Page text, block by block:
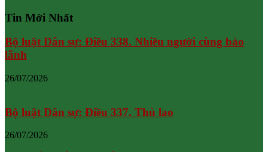
Tin Mới Nhất
Bộ luật Dân sự: Điều 338. Nhiều người cùng bảo
lãnh
26/07/2026
Bộ luật Dân sự: Điều 337. Thù lao
26/07/2026